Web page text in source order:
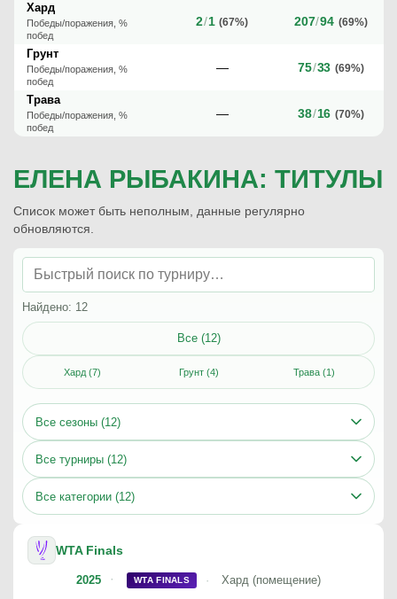
Хард
Победы/поражения, %
побед
2/1 (67%) 207/94 (69%)
Грунт
Победы/поражения, %
побед
— 75/33 (69%)
Трава
Победы/поражения, %
побед
— 38/16 (70%)
ЕЛЕНА РЫБАКИНА: ТИТУЛЫ
Список может быть неполным, данные регулярно
обновляются.
Найдено: 12
Все (12)
Хард (7) Грунт (4) Трава (1)
Все сезоны (12)
Все турниры (12)
Все категории (12)
2025
WTA Finals
WTA FINALS Хард (помещение)